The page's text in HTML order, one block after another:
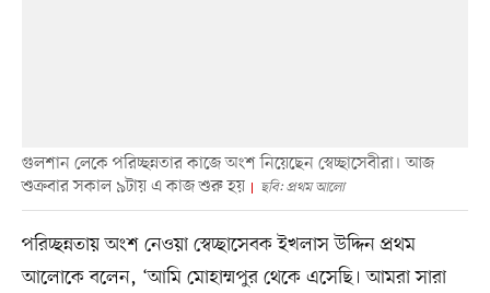
গুলশান লেকে পরিচ্ছন্নতার কাজে অংশ নিয়েছেন স্বেচ্ছাসেবীরা। আজ
শুক্রবার সকাল ৯টায় এ কাজ শুরু হয়
ছবি: প্রথম আলো
পরিচ্ছন্নতায় অংশ নেওয়া স্বেচ্ছাসেবক ইখলাস উদ্দিন প্রথম
আলোকে বলেন, ‘আমি মোহাম্মপুর থেকে এসেছি। আমরা সারা